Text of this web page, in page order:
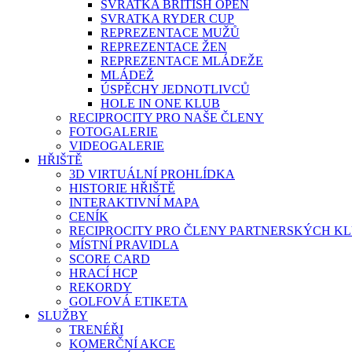
SVRATKA BRITISH OPEN
SVRATKA RYDER CUP
REPREZENTACE MUŽŮ
REPREZENTACE ŽEN
REPREZENTACE MLÁDEŽE
MLÁDEŽ
ÚSPĚCHY JEDNOTLIVCŮ
HOLE IN ONE KLUB
RECIPROCITY PRO NAŠE ČLENY
FOTOGALERIE
VIDEOGALERIE
HŘIŠTĚ
3D VIRTUÁLNÍ PROHLÍDKA
HISTORIE HŘIŠTĚ
INTERAKTIVNÍ MAPA
CENÍK
RECIPROCITY PRO ČLENY PARTNERSKÝCH
MÍSTNÍ PRAVIDLA
SCORE CARD
HRACÍ HCP
REKORDY
GOLFOVÁ ETIKETA
SLUŽBY
TRENÉŘI
KOMERČNÍ AKCE